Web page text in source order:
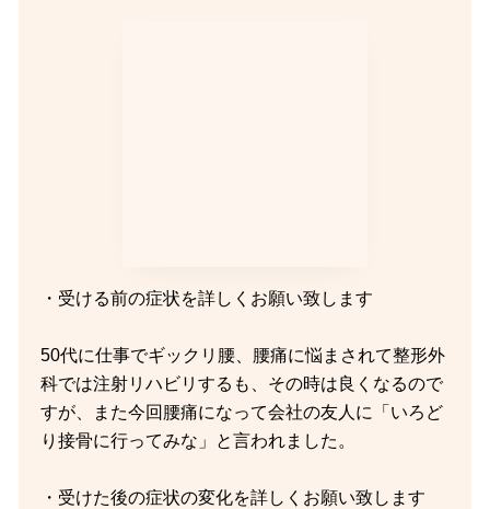
・受ける前の症状を詳しくお願い致します
50代に仕事でギックリ腰、腰痛に悩まされて整形外
科では注射リハビリするも、その時は良くなるので
すが、また今回腰痛になって会社の友人に「いろど
り接骨に行ってみな」と言われました。
・受けた後の症状の変化を詳しくお願い致します